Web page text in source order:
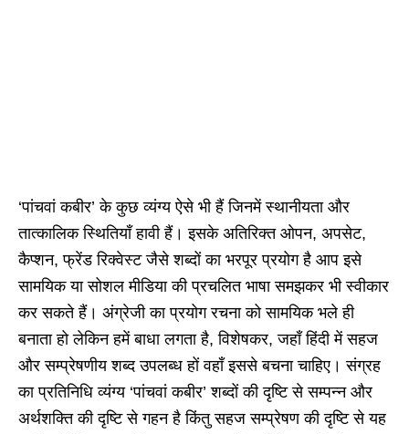
‘पांचवां कबीर’ के कुछ व्यंग्य ऐसे भी हैं जिनमें स्थानीयता और
तात्कालिक स्थितियाँ हावी हैं। इसके अतिरिक्त ओपन, अपसेट,
कैप्शन, फ्रेंड रिक्वेस्ट जैसे शब्दों का भरपूर प्रयोग है आप इसे
सामयिक या सोशल मीडिया की प्रचलित भाषा समझकर भी स्वीकार
कर सकते हैं। अंग्रेजी का प्रयोग रचना को सामयिक भले ही
बनाता हो लेकिन हमें बाधा लगता है, विशेषकर, जहाँ हिंदी में सहज
और सम्प्रेषणीय शब्द उपलब्ध हों वहाँ इससे बचना चाहिए। संग्रह
का प्रतिनिधि व्यंग्य ‘पांचवां कबीर’ शब्दों की दृष्टि से सम्पन्न और
अर्थशक्ति की दृष्टि से गहन है किंतु सहज सम्प्रेषण की दृष्टि से यह